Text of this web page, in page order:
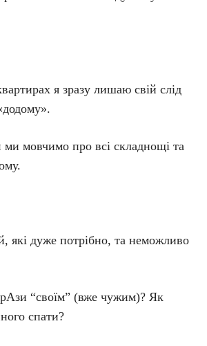
я зразу лишаю свій слід
ми мовчимо про всі складнощі та
які дуже потрібно, та неможливо
“своїм” (вже чужим)? Як
спати?